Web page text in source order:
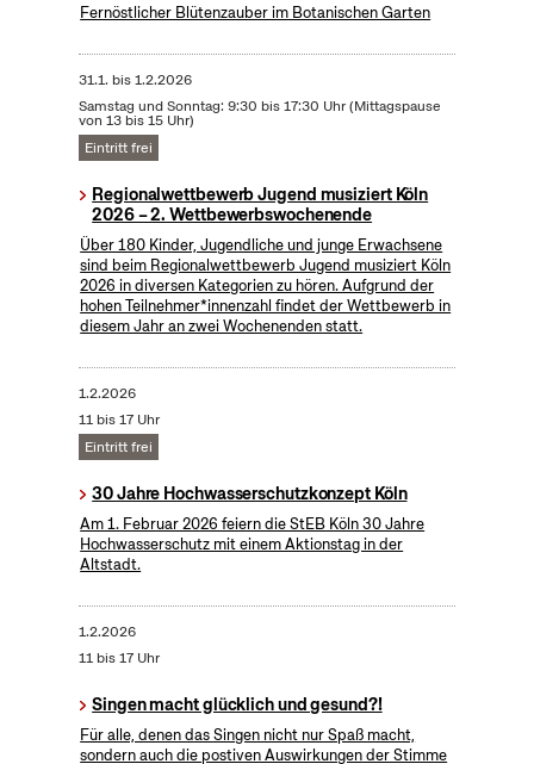
Fernöstlicher Blütenzauber im Botanischen Garten
31.1. bis1.2.2026
Samstag und Sonntag: 9:30 bis 17:30 Uhr (Mittagspause
von 13 bis 15 Uhr)
Eintritt frei
Regionalwettbewerb Jugend musiziert Köln
2026 – 2. Wettbewerbswochenende
Über 180 Kinder, Jugendliche und junge Erwachsene
sind beim Regionalwettbewerb Jugend musiziert Köln
2026 in diversen Kategorien zu hören. Aufgrund der
hohen Teilnehmer*innenzahl findet der Wettbewerb in
diesem Jahr an zwei Wochenenden statt.
1.2.2026
11 bis 17 Uhr
Eintritt frei
30 Jahre Hochwasserschutzkonzept Köln
Am 1. Februar 2026 feiern die StEB Köln 30 Jahre
Hochwasserschutz mit einem Aktionstag in der
Altstadt.
1.2.2026
11 bis 17 Uhr
Singen macht glücklich und gesund?!
Für alle, denen das Singen nicht nur Spaß macht,
sondern auch die postiven Auswirkungen der Stimme